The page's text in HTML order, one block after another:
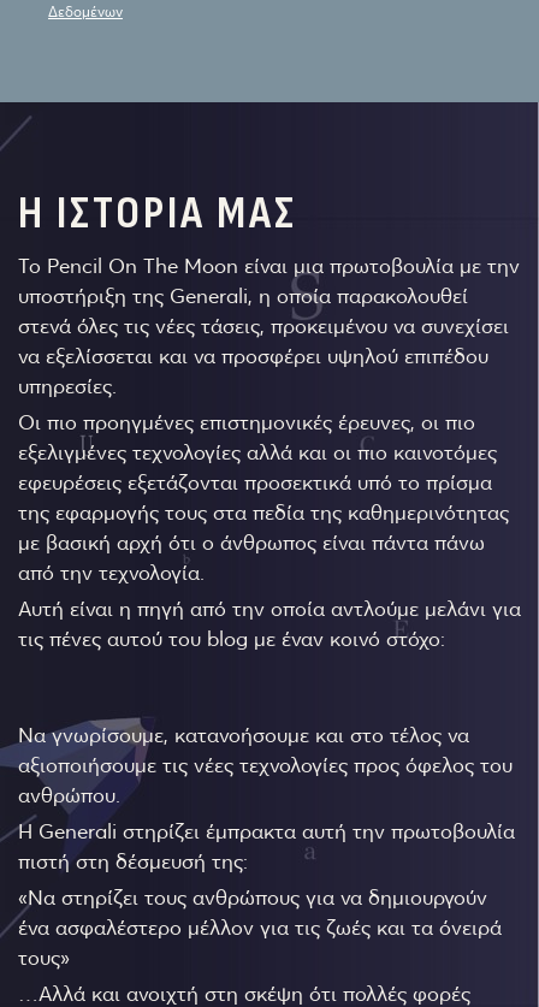
Δεδομένων
Η ΙΣΤΟΡΙΑ ΜΑΣ
Το Pencil On The Moon είναι μια πρωτοβουλία με την
υποστήριξη της Generali, η οποία παρακολουθεί
στενά όλες τις νέες τάσεις, προκειμένου να συνεχίσει
να εξελίσσεται και να προσφέρει υψηλού επιπέδου
υπηρεσίες.
Οι πιο προηγμένες επιστημονικές έρευνες, οι πιο
εξελιγμένες τεχνολογίες αλλά και οι πιο καινοτόμες
εφευρέσεις εξετάζονται προσεκτικά υπό το πρίσμα
της εφαρμογής τους στα πεδία της καθημερινότητας
με βασική αρχή ότι ο άνθρωπος είναι πάντα πάνω
από την τεχνολογία.
Αυτή είναι η πηγή από την οποία αντλούμε μελάνι για
τις πένες αυτού του blog με έναν κοινό στόχο:
Να γνωρίσουμε, κατανοήσουμε και στο τέλος να
αξιοποιήσουμε τις νέες τεχνολογίες προς όφελος του
ανθρώπου.
Η Generali στηρίζει έμπρακτα αυτή την πρωτοβουλία
πιστή στη δέσμευσή της:
«Να στηρίζει τους ανθρώπους για να δημιουργούν
ένα ασφαλέστερο μέλλον για τις ζωές και τα όνειρά
τους»
…Αλλά και ανοιχτή στη σκέψη ότι πολλές φορές